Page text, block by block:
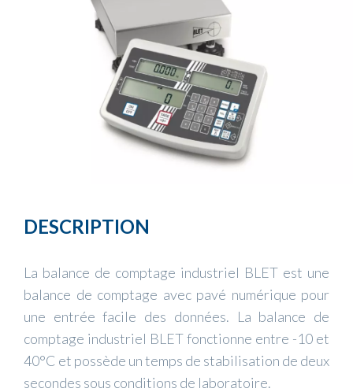
DESCRIPTION
La balance de comptage industriel BLET est une
balance de comptage avec pavé numérique pour
une entrée facile des données. La balance de
comptage industriel BLET fonctionne entre -10 et
40°C et possède un temps de stabilisation de deux
secondes sous conditions de laboratoire.